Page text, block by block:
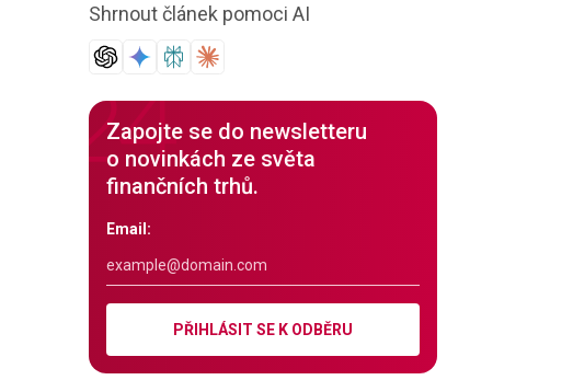
Shrnout článek pomoci AI
Zapojte se do newsletteru
o novinkách ze světa
finančních trhů.
Email:
PŘIHLÁSIT SE K ODBĚRU